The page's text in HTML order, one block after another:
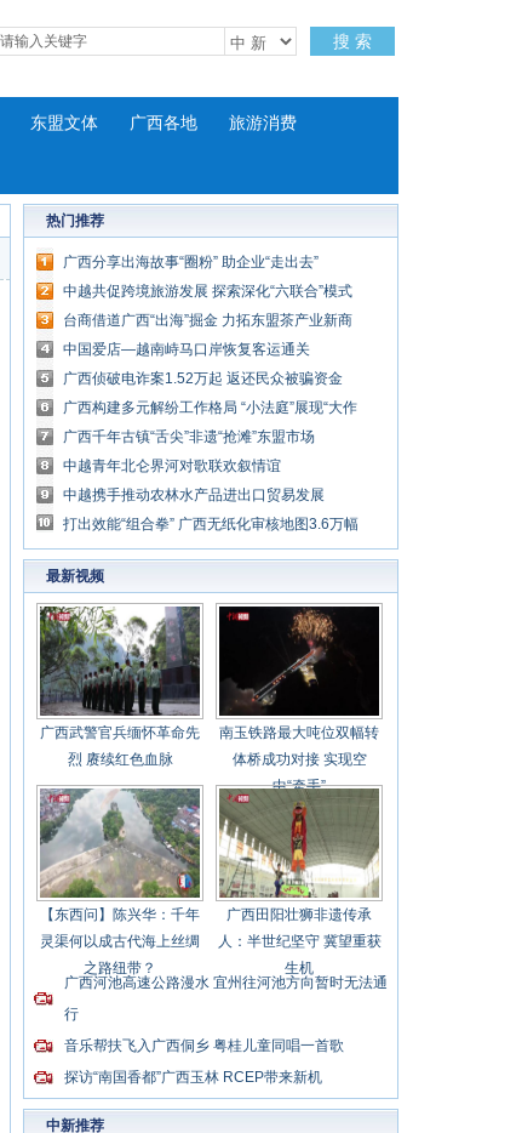
搜 索
东盟文体 广西各地 旅游消费
热门推荐
广西分享出海故事“圈粉” 助企业“走出去”
中越共促跨境旅游发展 探索深化“六联合”模式
台商借道广西“出海”掘金 力拓东盟茶产业新商
机
中国爱店—越南峙马口岸恢复客运通关
广西侦破电诈案1.52万起 返还民众被骗资金
3.75亿元
广西构建多元解纷工作格局 “小法庭”展现“大作
为”
广西千年古镇“舌尖”非遗“抢滩”东盟市场
中越青年北仑界河对歌联欢叙情谊
中越携手推动农林水产品进出口贸易发展
打出效能“组合拳” 广西无纸化审核地图3.6万幅
最新视频
广西武警官兵缅怀革命先
烈 赓续红色血脉
南玉铁路最大吨位双幅转
体桥成功对接 实现空
中“牵手”
【东西问】陈兴华：千年
灵渠何以成古代海上丝绸
之路纽带？
广西田阳壮狮非遗传承
人：半世纪坚守 冀望重获
生机
广西河池高速公路漫水 宜州往河池方向暂时无法通
行
音乐帮扶飞入广西侗乡 粤桂儿童同唱一首歌
探访“南国香都”广西玉林 RCEP带来新机
中新推荐